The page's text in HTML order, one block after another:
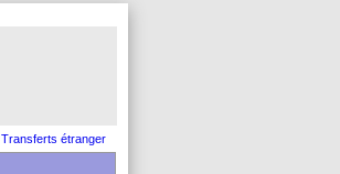
Transferts étranger